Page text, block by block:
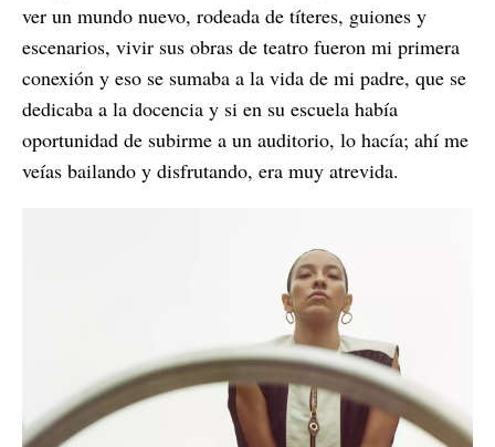
ver un mundo nuevo, rodeada de títeres, guiones y
escenarios, vivir sus obras de teatro fueron mi primera
conexión y eso se sumaba a la vida de mi padre, que se
dedicaba a la docencia y si en su escuela había
oportunidad de subirme a un auditorio, lo hacía; ahí me
veías bailando y disfrutando, era muy atrevida.